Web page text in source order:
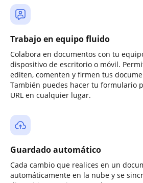
Trabajo en equipo fluido
Colabora en documentos con tu
dispositivo de escritorio o móvil.
editen, comenten y firmen tus
También puedes hacer tu formulario
URL en cualquier lugar.
Guardado automático
Cada cambio que realices en un
automáticamente en la nube y se